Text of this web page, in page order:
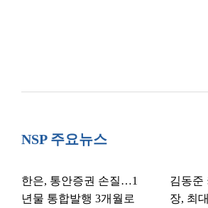
NSP 주요뉴스
한은, 통안증권 손질…1
년물 통합발행 3개월로
김동준
장, 최